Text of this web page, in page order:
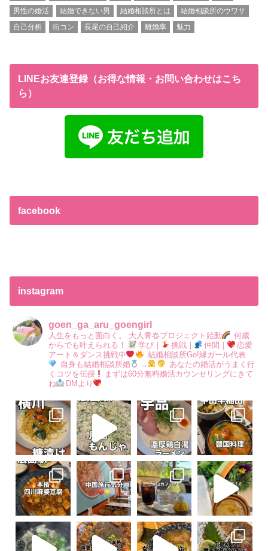
男性の婚活
結婚できない男 結婚相談所とは
結婚相談所のウワサ
自己分析
街コン 長尾の自己紹介 離婚率 魅力
LINEお友達登録（お得な情報・お問い合わせはこち
ら）
facebook
instagram
goen_ga_aru_goengirl
人生をもっと面白く。 大人青春プロジェクト始動
何歳
からでも叶えられる！
学び｜ 挑戦｜ 仲間｜
恋愛
アート＆ダンス挑戦中
結婚相談所Go!縁ガール代表
自身も結婚相談所婚
→
あなたの婚活がうまく行
くコツを伝授
まずは60分無料婚活カウンセリングにきて
ね
DMより